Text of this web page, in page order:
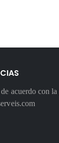
acuerdo con la